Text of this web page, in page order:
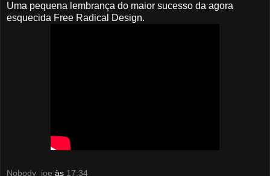
Uma pequena lembrança do maior sucesso da agora
esquecida Free Radical Design.
Nobody_joe às 17:34